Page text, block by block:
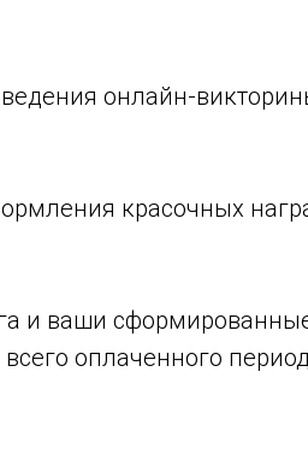
онлайн-
красочных
и ваши
оплаченного